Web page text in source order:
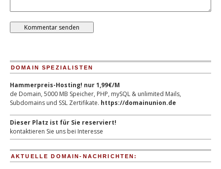
DOMAIN SPEZIALISTEN
Hammerpreis-Hosting! nur 1,99€/M
de Domain, 5000 MB Speicher, PHP, mySQL & unlimited Mails,
Subdomains und SSL Zertifikate. https://domainunion.de
Dieser Platz ist für Sie reserviert!
kontaktieren Sie uns bei Interesse
AKTUELLE DOMAIN-NACHRICHTEN: